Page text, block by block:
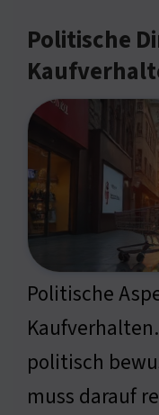
Politische
Politische
politisch
muss darauf